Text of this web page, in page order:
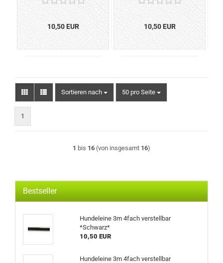
10,50 EUR 10,50 EUR
Sortieren nach
Sortieren nach 50 pro Seite
pro Seite
1
1 bis 16 (von insgesamt 16)
Bestseller
Hundeleine 3m 4fach verstellbar
*Schwarz*
10,50 EUR
Hundeleine 3m 4fach verstellbar